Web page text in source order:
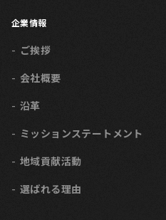
企業情報
ご挨拶
会社概要
沿革
ミッションステートメント
地域貢献活動
選ばれる理由